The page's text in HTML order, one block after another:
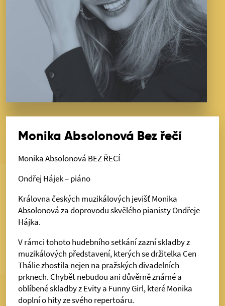
Monika Absolonová Bez řečí
Monika Absolonová BEZ ŘECÍ
Ondřej Hájek – piáno
Královna českých muzikálových jevišť Monika
Absolonová za doprovodu skvělého pianisty Ondřeje
Hájka.
V rámci tohoto hudebního setkání zazní skladby z
muzikálových představení, kterých se držitelka Cen
Thálie zhostila nejen na pražských divadelních
prknech. Chybět nebudou ani důvěrně známé a
oblíbené skladby z Evity a Funny Girl, které Monika
doplní o hity ze svého repertoáru.